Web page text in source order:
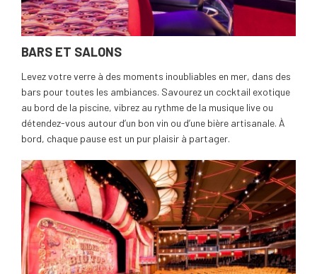
BARS ET SALONS
Levez votre verre à des moments inoubliables en mer, dans des
bars pour toutes les ambiances. Savourez un cocktail exotique
au bord de la piscine, vibrez au rythme de la musique live ou
détendez-vous autour d’un bon vin ou d’une bière artisanale. À
bord, chaque pause est un pur plaisir à partager.